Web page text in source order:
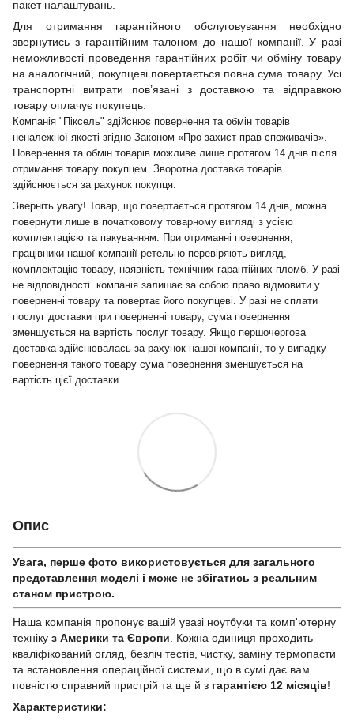
пакет налаштувань.
Для отримання гарантійного обслуговування необхідно
звернутись з гарантійним талоном до нашої компанії. У разі
неможливості проведення гарантійних робіт чи обміну товару
на аналогічний, покупцеві повертається повна сума товару. Усі
транспортні витрати пов’язані з доставкою та відправкою
товару оплачує покупець.
Компанія "Піксель" здійснює повернення та обмін товарів
неналежної якості згідно Законом «Про захист прав споживачів».
Повернення та обмін товарів можливе лише протягом 14 днів після
отримання товару покупцем. Зворотна доставка товарів
здійснюється за рахунок покупця.
Зверніть увагу! Товар, що повертається протягом 14 днів, можна
повернути лише в початковому товарному вигляді з усією
комплектацією та пакуванням. При отриманні повернення,
працівники нашої компанії ретельно перевіряють вигляд,
комплектацію товару, наявність технічних гарантійних пломб. У разі
не відповідності компанія залишає за собою право відмовити у
поверненні товару та повертає його покупцеві. У разі не сплати
послуг доставки при поверненні товару, сума повернення
зменшується на вартість послуг товару. Якщо першочергова
доставка здійснювалась за рахунок нашої компанії, то у випадку
повернення такого товару сума повернення зменшується на
вартість цієї доставки.
Опис
Увага, перше фото використовується для загального
представлення моделі і може не збігатись з реальним
станом приcтрою.
Наша компанія пропонує вашій увазі ноутбуки та комп'ютерну
техніку з Америки та Європи . Кожна одиниця проходить
кваліфікований огляд, безліч тестів, чистку, заміну термопасти
та встановлення операційної системи, що в сумі дає вам
повністю справний пристрій та ще й з гарантією 12 місяців!
Характеристики: